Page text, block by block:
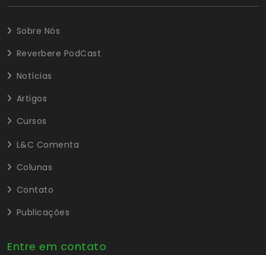
Sobre Nós
Reverbere PodCast
Notícias
Artigos
Cursos
L&C Comenta
Colunas
Contato
Publicações
Entre em contato